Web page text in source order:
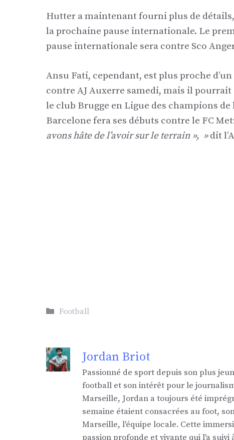
Hutter a maintenant fourni plus de
la prochaine pause internationale. Le
pause internationale sera contre Sco
Ansu Fati, cependant, est plus proche
contre AJ Auxerre samedi, mais il
le club Brugge en Ligue des champions
Barcelone fera ses débuts contre le FC
avons hâte de l’avoir sur le terrain », »dit
Catégories
Football
Jordan Briot
Passionné de sport depuis son plus
football et son intérêt pour le
Marseille, Jordan a toujours été
semaine étaient consacrées au foot,
Marseille, l'équipe locale. Cette